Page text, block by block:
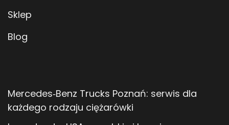
Sklep
Blog
Mercedes‑Benz Trucks Poznań: serwis dla
każdego rodzaju ciężarówki